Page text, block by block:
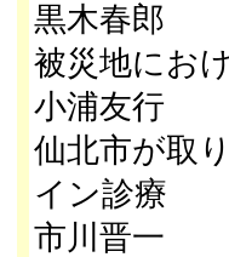
黒木春郎
被災地にお
小浦友行
仙北市が取
イン診療
市川晋一